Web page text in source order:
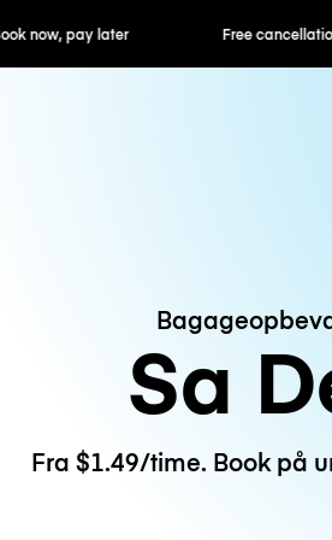
now, pay later Free cancellation
Sa
Fra $1.49/time. Book på